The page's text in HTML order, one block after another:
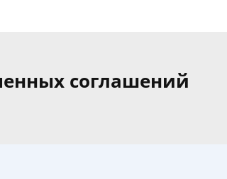
соглашений